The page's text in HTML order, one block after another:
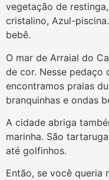
vegetação de
cristalino, Azul-
bebê.
O mar de Arraial do
de cor. Nesse pedaço
encontramos praias
branquinhas e ondas
A cidade abriga
marinha. São
até golfinhos.
Então, se você queria